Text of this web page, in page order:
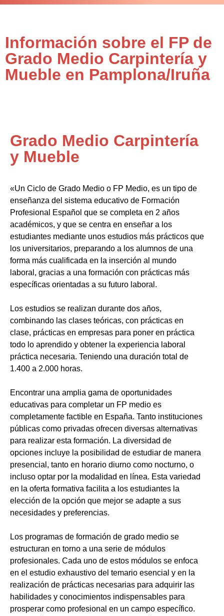
Información sobre el FP de
Grado Medio Carpintería y
Mueble en Pamplona/Iruña
Grado Medio Carpintería
y Mueble
«Un Ciclo de Grado Medio o FP Medio, es un tipo de
enseñanza del sistema educativo de Formación
Profesional Español que se completa en 2 años
académicos, y que se centra en enseñar a los
estudiantes mediante unos estudios más prácticos que
los universitarios, preparando a los alumnos de una
forma más cualificada en la inserción al mundo
laboral, gracias a una formación con prácticas más
específicas orientadas a su futuro laboral.
Los estudios se realizan durante dos años,
combinando las clases teóricas, con prácticas en
clase, prácticas en empresas para poner en práctica
todo lo aprendido y obtener la experiencia laboral
práctica necesaria. Teniendo una duración total de
1.400 a 2.000 horas.
Encontrar una amplia gama de oportunidades
educativas para completar un FP medio es
completamente factible en España. Tanto instituciones
públicas como privadas ofrecen diversas alternativas
para realizar esta formación. La diversidad de
opciones incluye la posibilidad de estudiar de manera
presencial, tanto en horario diurno como nocturno, o
incluso optar por la modalidad en línea. Esta variedad
en la oferta formativa facilita a los estudiantes la
elección de la opción que mejor se adapte a sus
necesidades y preferencias.
Los programas de formación de grado medio se
estructuran en torno a una serie de módulos
profesionales. Cada uno de estos módulos se enfoca
en el estudio exhaustivo del temario esencial y en la
realización de prácticas necesarias para adquirir las
habilidades y conocimientos indispensables para
prosperar como profesional en un campo específico.